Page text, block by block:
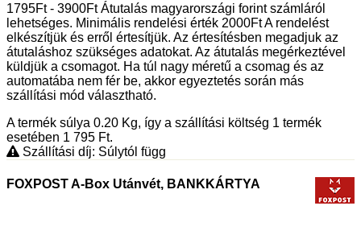
1795Ft - 3900Ft Átutalás magyarországi forint számláról
lehetséges. Minimális rendelési érték 2000Ft A rendelést
elkészítjük és erről értesítjük. Az értesítésben megadjuk az
átutaláshoz szükséges adatokat. Az átutalás megérkeztével
küldjük a csomagot. Ha túl nagy méretű a csomag és az
automatába nem fér be, akkor egyeztetés során más
szállítási mód választható.
A termék súlya 0.20 Kg, így a szállítási költség 1 termék
esetében 1 795 Ft.
Szállítási díj: Súlytól függ
FOXPOST A-Box Utánvét, BANKKÁRTYA